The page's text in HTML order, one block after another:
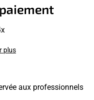
plus
aux professionnels